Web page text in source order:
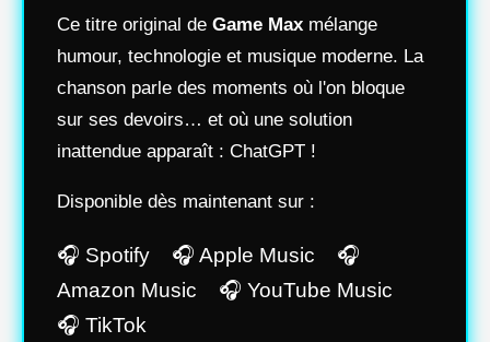
Ce titre original de Game Max mélange
humour, technologie et musique moderne. La
chanson parle des moments où l'on bloque
sur ses devoirs… et où une solution
inattendue apparaît : ChatGPT !
Disponible dès maintenant sur :
🎧 Spotify 🎧 Apple Music 🎧
Amazon Music 🎧 YouTube Music
🎧 TikTok